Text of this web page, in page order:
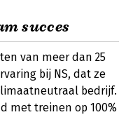
succes
van meer dan 25
bij NS, dat ze
bedrijf.
met treinen op 100%